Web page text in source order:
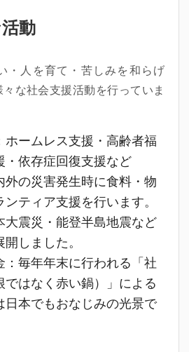
動
・人を育て・苦しみを和らげ
な社会支援活動を行っていま
ホームレス支援・高齢者福
・依存症回復支援など
外の災害発生時に食料・物
ティア支援を行います。
大震災・能登半島地震など
しました。
：毎年年末に行われる「社
ではなく赤い鍋）」による
日本でもおなじみの光景で